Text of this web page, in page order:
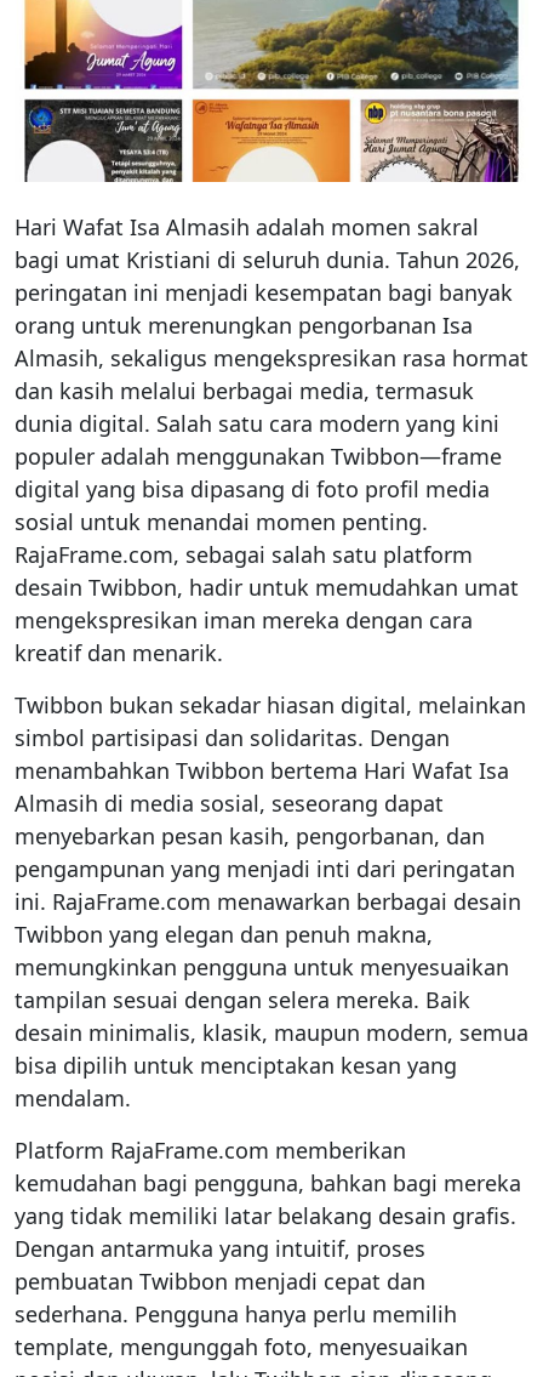
Hari Wafat Isa Almasih adalah momen sakral
bagi umat Kristiani di seluruh dunia. Tahun 2026,
peringatan ini menjadi kesempatan bagi banyak
orang untuk merenungkan pengorbanan Isa
Almasih, sekaligus mengekspresikan rasa hormat
dan kasih melalui berbagai media, termasuk
dunia digital. Salah satu cara modern yang kini
populer adalah menggunakan Twibbon—frame
digital yang bisa dipasang di foto profil media
sosial untuk menandai momen penting.
RajaFrame.com, sebagai salah satu platform
desain Twibbon, hadir untuk memudahkan umat
mengekspresikan iman mereka dengan cara
kreatif dan menarik.
Twibbon bukan sekadar hiasan digital, melainkan
simbol partisipasi dan solidaritas. Dengan
menambahkan Twibbon bertema Hari Wafat Isa
Almasih di media sosial, seseorang dapat
menyebarkan pesan kasih, pengorbanan, dan
pengampunan yang menjadi inti dari peringatan
ini. RajaFrame.com menawarkan berbagai desain
Twibbon yang elegan dan penuh makna,
memungkinkan pengguna untuk menyesuaikan
tampilan sesuai dengan selera mereka. Baik
desain minimalis, klasik, maupun modern, semua
bisa dipilih untuk menciptakan kesan yang
mendalam.
Platform RajaFrame.com memberikan
kemudahan bagi pengguna, bahkan bagi mereka
yang tidak memiliki latar belakang desain grafis.
Dengan antarmuka yang intuitif, proses
pembuatan Twibbon menjadi cepat dan
sederhana. Pengguna hanya perlu memilih
template, mengunggah foto, menyesuaikan